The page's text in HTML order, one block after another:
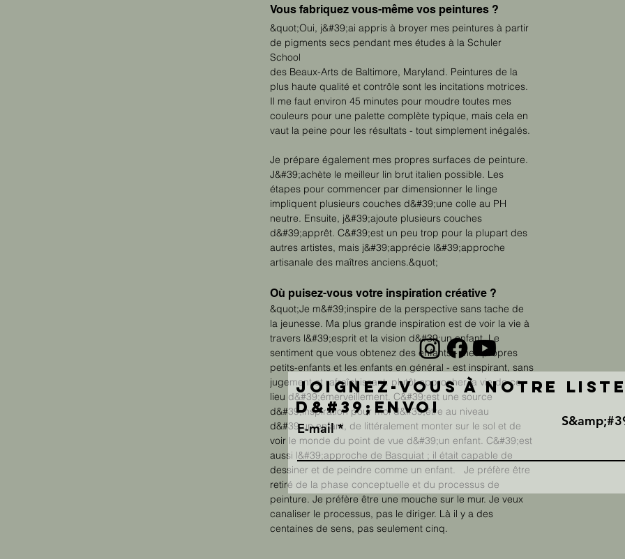
Vous fabriquez vous-même vos peintures ?
&quot;Oui, j&#39;ai appris à broyer mes peintures à partir
de pigments secs pendant mes études à la Schuler
School
des Beaux-Arts de Baltimore, Maryland. Peintures de la
plus haute qualité et contrôle sont les incitations motrices.
Il me faut environ 45 minutes pour moudre toutes mes
couleurs pour une palette complète typique, mais cela en
vaut la peine pour les résultats - tout simplement inégalés.
Je prépare également mes propres surfaces de peinture.
J&#39;achète le meilleur lin brut italien possible. Les
étapes pour commencer par dimensionner le linge
impliquent plusieurs couches d&#39;une colle au PH
neutre. Ensuite, j&#39;ajoute plusieurs couches
d&#39;apprêt. C&#39;est un peu trop pour la plupart des
autres artistes, mais j&#39;apprécie l&#39;approche
artisanale des maîtres anciens.&quot;
Où puisez-vous votre inspiration créative ?
&quot;Je m&#39;inspire de la perspective sans tache de
la jeunesse. Ma plus grande inspiration est de voir la vie à
travers l&#39;esprit et la vision d&#39;un enfant. Le
sentiment que vous obtenez des enfants - mes propres
petits-enfants et les enfants en général - est inspirant, sans
jugement et rafraîchissant. plutôt approcher la vie de ce
lieu d&#39;émerveillement. C&#39;est une source
d&#39;inspiration pour moi d&#39;être au niveau
d&#39;un enfant, de littéralement monter sur le sol et de
voir le monde du point de vue d&#39;un enfant. C&#39;est
aussi l&#39;approche de Basquiat ; il était capable de
dessiner et de peindre comme un enfant. Je préfère être
retiré de la phase conceptuelle et du processus de
peinture. Je préfère être une mouche sur le mur. Je veux
canaliser le processus, pas le diriger. Là il y a des
centaines de sens, pas seulement cinq.
Joignez-vous à notre liste
d&#39;envoi
E-mail